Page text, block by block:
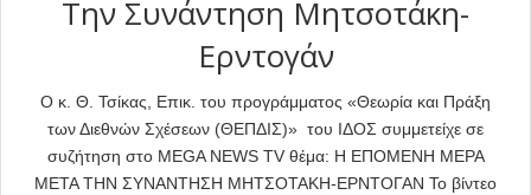
Την Συνάντηση Μητσοτάκη-
Ερντογάν
Ο κ. Θ. Τσίκας, Επικ. του προγράμματος «Θεωρία και Πράξη
των Διεθνών Σχέσεων (ΘΕΠΔΙΣ)» του ΙΔΟΣ συμμετείχε σε
συζήτηση στο MEGA NEWS TV θέμα: Η ΕΠΟΜΕΝΗ ΜΕΡΑ
ΜΕΤΑ ΤΗΝ ΣΥΝΑΝΤΗΣΗ ΜΗΤΣΟΤΑΚΗ-ΕΡΝΤΟΓΑΝ Το βίντεο